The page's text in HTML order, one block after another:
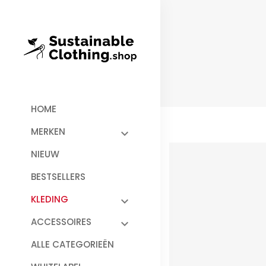
HOME
MERKEN
NIEUW
BESTSELLERS
KLEDING
ACCESSOIRES
ALLE CATEGORIEËN